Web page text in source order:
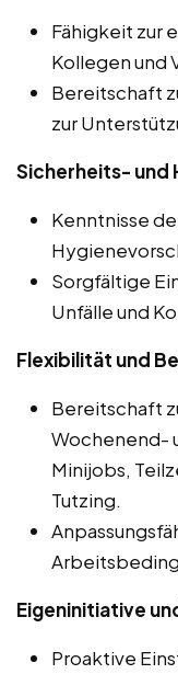
Fähigkeit zur
Kollegen und
Bereitschaft
zur
Sicherheits- und
Kenntnisse
Sorgfältige
Unfälle und
Flexibilität und
Bereitschaft
Wochenend-
Minijobs,
Tutzing.
Eigeninitiative
Proaktive